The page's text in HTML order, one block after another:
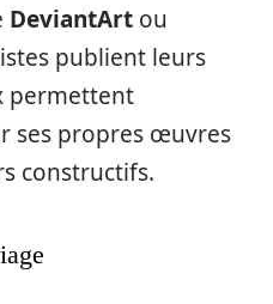
DeviantArt ou
publient leurs
permettent
ses propres œuvres
constructifs.